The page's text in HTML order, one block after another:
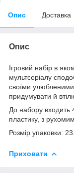
Опис Доставка
Опис
Ігровий набір в
мультсеріалу
своїми
придумувати й
До набору входить
пластику, з
Розмір упаковки:
Приховати